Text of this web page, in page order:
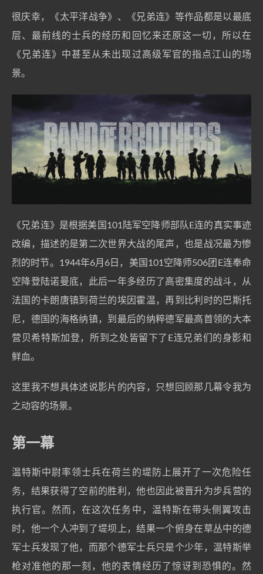
很庆幸，《太平洋战争》、《兄弟连》等作品都是以最底
层、最前线的士兵的经历和回忆来还原这一切，所以在
《兄弟连》中甚至从未出现过高级军官的指点江山的场
景。
《兄弟连》是根据美国101陆军空降师部队E连的真实事迹
改编，描述的是第二次世界大战的尾声，也是战况最为惨
烈的时节。1944年6月6日，美国101空降师506团E连奉命
空降登陆诺曼底，此后一年多经历了高密集度的战斗，从
法国的卡朗唐镇到荷兰的埃因霍温，再到比利时的巴斯托
尼，德国的海格纳镇，到最后的纳粹德军最高首领的大本
营贝希特斯加登，所到之处皆留下了E连兄弟们的身影和
鲜血。
这里我不想具体述说影片的内容，只想回顾那几幕令我为
之动容的场景。
第一幕
温特斯中尉率领士兵在荷兰的堤防上展开了一次危险任
务，结果获得了空前的胜利，他也因此被晋升为步兵营的
执行官。然而，在这次任务中，温特斯在带头侧翼攻击
时，他一个人冲到了堤坝上，结果一个俯身在草丛中的德
军士兵发现了他，而那个德军士兵只是个少年，温特斯举
枪对准他的那一刻，他的表情经历了惊讶到恐惧的。然